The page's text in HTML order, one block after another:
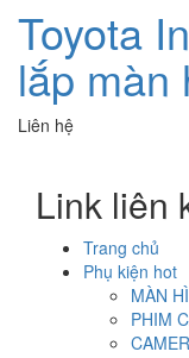
Toyota
lắp màn
Liên hệ
Link liên
Trang chủ
Phụ kiện hot
MÀN
PHIM